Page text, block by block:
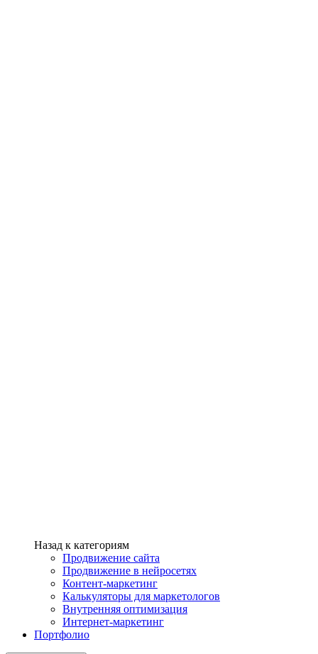
Назад к категориям
Продвижение сайта
Продвижение в нейросетях
Контент-маркетинг
Калькуляторы для маркетологов
Внутренняя оптимизация
Интернет-маркетинг
Портфолио